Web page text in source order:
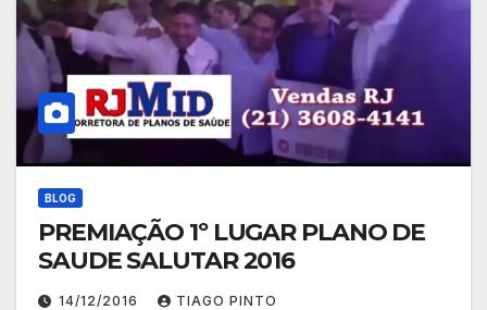
BLOG
PREMIAÇÃO 1º LUGAR PLANO DE
SAUDE SALUTAR 2016
14/12/2016 TIAGO PINTO